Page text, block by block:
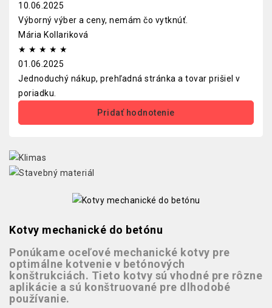
10.06.2025
Výborný výber a ceny, nemám čo vytknúť.
Mária Kollariková
★ ★ ★ ★ ★
01.06.2025
Jednoduchý nákup, prehľadná stránka a tovar prišiel v
poriadku.
Pridať hodnotenie
Kotvy mechanické do betónu
Ponúkame oceľové mechanické kotvy pre
optimálne kotvenie v betónových
konštrukciách. Tieto kotvy sú vhodné pre rôzne
aplikácie a sú konštruované pre dlhodobé
používanie.